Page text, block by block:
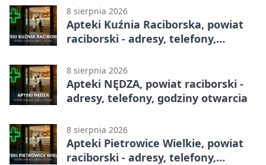
8 sierpnia 2026
Apteki Kuźnia Raciborska, powiat
raciborski - adresy, telefony,
8 sierpnia 2026
Apteki NĘDZA, powiat raciborski -
adresy, telefony, godziny otwarcia
8 sierpnia 2026
Apteki Pietrowice Wielkie, powiat
raciborski - adresy, telefony,